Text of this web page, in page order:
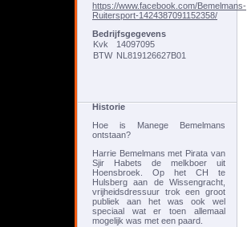
https://www.facebook.com/Bemelmans-
Ruitersport-1424387091152358/
Bedrijfsgegevens
Kvk
14097095
BTW NL819126627B01
Historie
Hoe is Manege Bemelmans
ontstaan?
Harrie Bemelmans met Pirata van
Sjir Habets de melkboer uit
Hoensbroek. Op het CH te
Hulsberg aan de Wissengracht,
vrijheidsdressuur trok een groot
publiek aan het was ook wel
speciaal wat er toen allemaal
mogelijk was met een paard.